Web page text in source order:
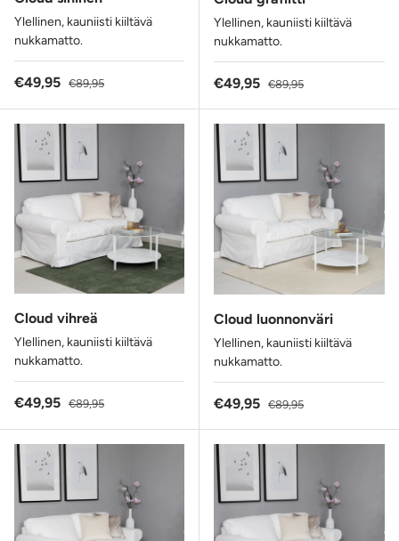
Ylellinen, kauniisti kiiltävä
nukkamatto.
Alennushinta
€49,95 Normaalihinta
€89,95
Ylellinen, kauniisti kiiltävä
nukkamatto.
Alennushinta
€49,95 Normaalihinta
€89,95
Cloud vihreä
Ylellinen, kauniisti kiiltävä
nukkamatto.
Alennushinta
€49,95 Normaalihinta
€89,95
Cloud luonnonväri
Ylellinen, kauniisti kiiltävä
nukkamatto.
Alennushinta
€49,95 Normaalihinta
€89,95